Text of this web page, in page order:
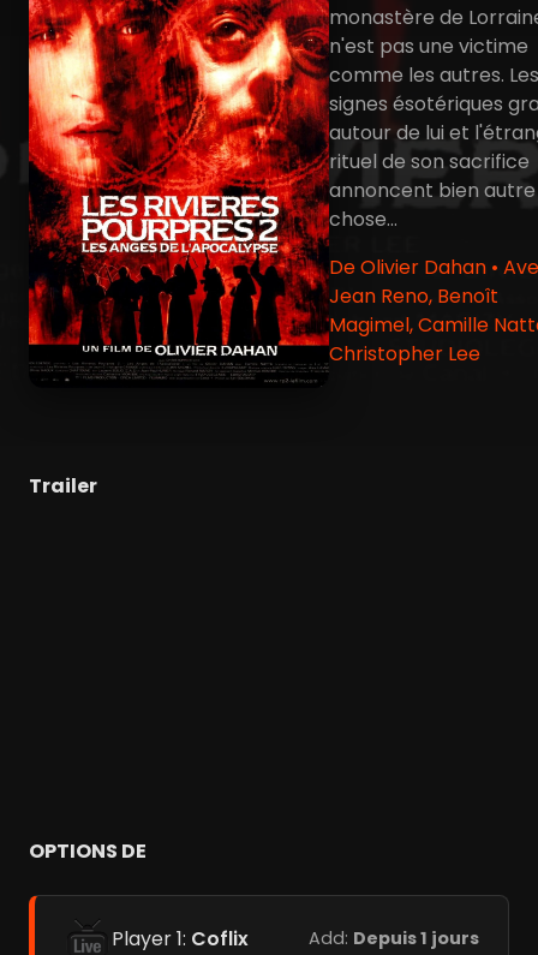
monastère de
n'est pas une victime
comme les autres. Les
signes ésotériques
autour de lui et
rituel de son sacrifice
annoncent bien autre
chose...
De Olivier Dahan •
Jean Reno, Benoît
Magimel, Camille
Christopher Lee
Trailer
OPTIONS DE
Player 1: Coflix Add: Depuis 1 jours